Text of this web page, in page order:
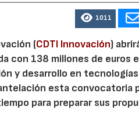
1011
(CDTI Innovación)
con 138 millones de euros
y desarrollo en
esta convocatoria
para preparar sus